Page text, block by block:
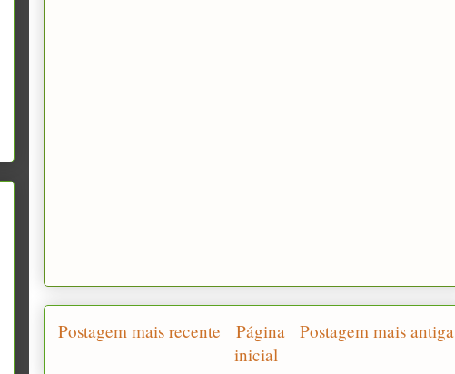
Postagem mais recente Postagem mais antiga
Página
inicial